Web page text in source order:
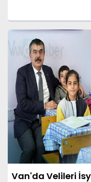
Van'da Velileri